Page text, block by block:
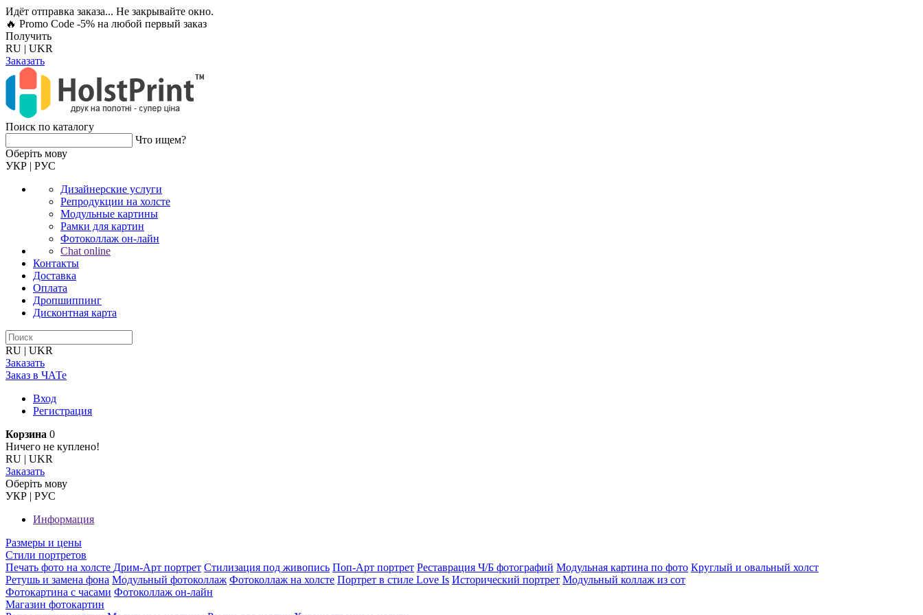
Идёт отправка заказа... Не закрывайте окно.
🔥 Promo Code -5% на любой первый заказ
Получить
RU | UKR
Заказать
Поиск по каталогу
Что ищем?
Оберiть мову
УКР | РУС
Дизайнерские услуги
Репродукции на холсте
Модульные картины
Рамки для картин
Фотоколлаж он-лайн
Chat online
Контакты
Доставка
Оплата
Дропшиппинг
Дисконтная карта
RU | UKR
Заказать
Заказ в ЧАТе
Вход
Регистрация
Корзина 0
Ничего не куплено!
RU | UKR
Заказать
Оберiть мову
УКР | РУС
Информация
Размеры и цены
Стили портретов
Печать фото на холсте Дрим-Арт портрет Стилизация под живопись Поп-Арт портрет Реставрация Ч/Б фотографий Модульная картина по фото Круглый и овальный холст
Ретушь и замена фона Модульный фотоколлаж Фотоколлаж на холсте Портрет в стиле Love Is Исторический портрет Модульный коллаж из сот
Фотокартина с часами Фотоколлаж он-лайн
Магазин фотокартин